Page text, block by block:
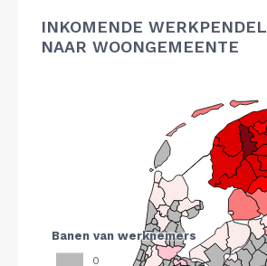
INKOMENDE WERKPENDEL
NAAR WOONGEMEENTE